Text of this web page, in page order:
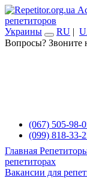
репетиторов
Украины
RU |
Вопросы? Звоните
(067) 505-98-
(099) 818-33-
Главная
репетиторах
Вакансии для